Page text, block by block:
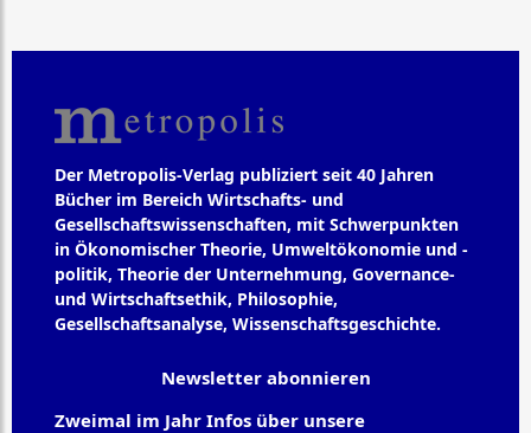
Der Metropolis-Verlag publiziert seit 40 Jahren
Bücher im Bereich Wirtschafts- und
Gesellschaftswissenschaften, mit Schwerpunkten
in Ökonomischer Theorie, Umweltökonomie und -
politik, Theorie der Unternehmung, Governance-
und Wirtschaftsethik, Philosophie,
Gesellschaftsanalyse, Wissenschaftsgeschichte.
Newsletter abonnieren
Zweimal im Jahr Infos über unsere